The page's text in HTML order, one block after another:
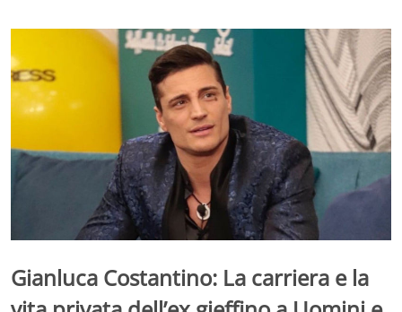
Gianluca Costantino: La carriera e la